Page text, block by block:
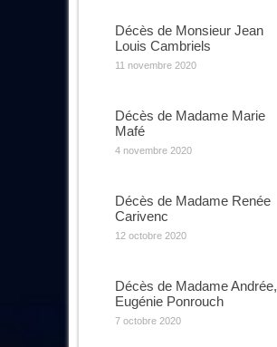
Décès de Monsieur Jean
Louis Cambriels
11 novembre 2020
Décès de Madame Marie
Mafé
4 novembre 2020
Décès de Madame Renée
Carivenc
12 octobre 2020
Décès de Madame Andrée,
Eugénie Ponrouch
7 octobre 2020